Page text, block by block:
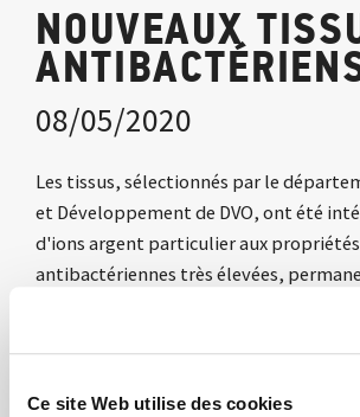
Ce site Web utilise des cookies
NOUVEAUX
08/05/2020
Les tissus, sélectionnés par le
et Développement de DVO, ont été
d'ions argent particulier aux propriétés
antibactériennes très élevées,
affecté par l'utilisation ou le
empêchent la prolifération des micro-
bactérienne à la surface des tissus de